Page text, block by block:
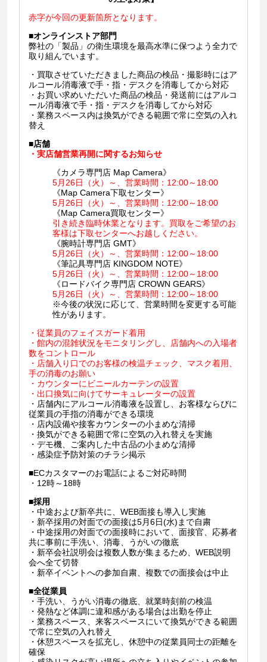
赤字が今回の更新箇所となります。
■オンラインストア部門
弊社の「製品」の衛生環境を最高水準に保つよう全力で
取り組んでいます。
・買取させていただきました商品の検品・撮影時にはア
ルコール消毒液で手・指・デスクを消毒してから対応
・お買い求めいただいた商品の検品・発送前にはアルコ
ール消毒液で手・指・デスクを消毒してから対応
・業務スペース内は換気ができる範囲で常に空気の入れ
替え
■店舗
・実店舗営業再開に関するお知らせ
《カメラ専門店 Map Camera》
5月26日（火）～、営業時間：12:00～18:00
《Map Camera下取センター》
5月26日（火）～、営業時間：12:00～18:00
《Map Camera買取センター》
引き続き臨時休業となります。買取をご希望のお
客様は下取センターへお越しください。
《腕時計専門店 GMT》
5月26日（火）～、営業時間：12:00～18:00
《筆記具専門店 KINGDOM NOTE》
5月26日（火）～、営業時間：12:00～18:00
《ロードバイク専門店 CROWN GEARS》
5月26日（火）～、営業時間：12:00～18:00
※今後の状況に応じて、営業時間を変更する可能
性があります。
・従業員のフェイスガード着用
・館内の混雑状況をモニタリングし、店舗内への入場者
数をコントロール
・店舗入り口でのお客様の検温チェック、マスク着用、
手の消毒のお願い
・カウンターにビニールカーテンの設置
・出口換気に向けてサーキュレーターの設置
・店舗内にアルコール消毒液を設置し、お客様ならびに
従業員の手指の消毒ができる環境
・店内設備や接客カウンターの小まめな清掃
・換気ができる範囲で常に空気の入れ替えを実施
・デモ機、ご案内した中古品の小まめな清掃
・感染症予防対策のチラシ掲示
■ECカスタマーのお電話によるご対応時間
・12時～18時
■採用
・中途および新卒共に、WEB面接も導入し実施
・新卒採用の対面での面接は5月6日(水)まで自粛
・中途採用の対面での面接時において、面接官、応募者
共に事前に手洗い、消毒、うがいの徹底
・新卒会社説明会は複数人数が集まるため、WEB説明
会へ全て切替
・新卒イベントへの参加自粛、複数での面接会は中止
■全従業員
・手洗い、うがい消毒の徹底、就業時刻前の検温
・発熱など体調に違和感がある場合は出勤を停止
・業務スペース、来客スペースにいて換気ができる範囲
で常に空気の入れ替え
・休憩スペースを拡充し、休憩中の従業員同士の距離を
確保